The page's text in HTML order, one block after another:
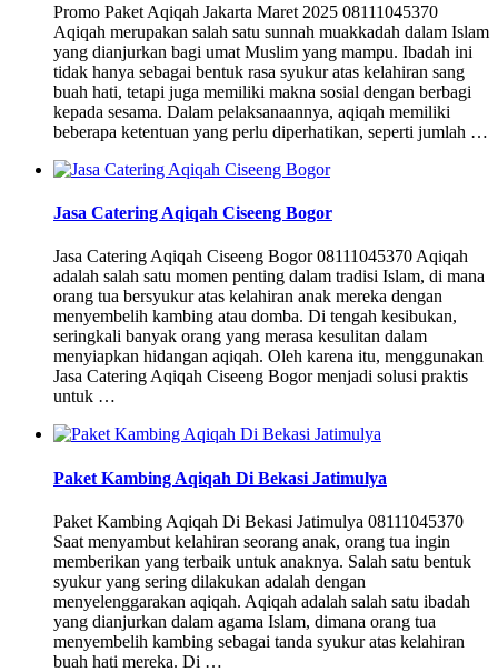
Promo Paket Aqiqah Jakarta Maret 2025 08111045370
Aqiqah merupakan salah satu sunnah muakkadah dalam Islam
yang dianjurkan bagi umat Muslim yang mampu. Ibadah ini
tidak hanya sebagai bentuk rasa syukur atas kelahiran sang
buah hati, tetapi juga memiliki makna sosial dengan berbagi
kepada sesama. Dalam pelaksanaannya, aqiqah memiliki
beberapa ketentuan yang perlu diperhatikan, seperti jumlah …
Jasa Catering Aqiqah Ciseeng Bogor
Jasa Catering Aqiqah Ciseeng Bogor 08111045370 Aqiqah
adalah salah satu momen penting dalam tradisi Islam, di mana
orang tua bersyukur atas kelahiran anak mereka dengan
menyembelih kambing atau domba. Di tengah kesibukan,
seringkali banyak orang yang merasa kesulitan dalam
menyiapkan hidangan aqiqah. Oleh karena itu, menggunakan
Jasa Catering Aqiqah Ciseeng Bogor menjadi solusi praktis
untuk …
Paket Kambing Aqiqah Di Bekasi Jatimulya
Paket Kambing Aqiqah Di Bekasi Jatimulya 08111045370
Saat menyambut kelahiran seorang anak, orang tua ingin
memberikan yang terbaik untuk anaknya. Salah satu bentuk
syukur yang sering dilakukan adalah dengan
menyelenggarakan aqiqah. Aqiqah adalah salah satu ibadah
yang dianjurkan dalam agama Islam, dimana orang tua
menyembelih kambing sebagai tanda syukur atas kelahiran
buah hati mereka. Di …